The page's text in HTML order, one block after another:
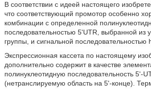
В соответствии с идеей настоящего
что соответствующий промотор особенно
комбинации с определенной
последовательностью 5'UTR, выбранной из
группы, и сигнальной последовательностью
Экспрессионная кассета по настоящему
дополнительно содержит в качестве
полинуклеотидную последовательность 5'-
(нетранслируемую область на 5'-конце).